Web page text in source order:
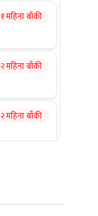
१ महिना बाँकी
२ महिना बाँकी
२ महिना बाँकी